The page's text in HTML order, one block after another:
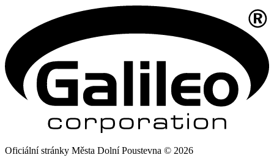
Oficiální stránky Města Dolní Poustevna © 2026